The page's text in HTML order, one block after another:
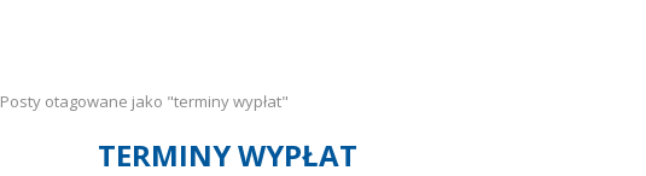
Posty otagowane jako "terminy wypłat"
TERMINY WYPŁAT